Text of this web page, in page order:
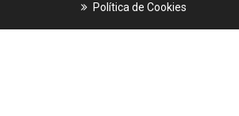
Política de Cookies